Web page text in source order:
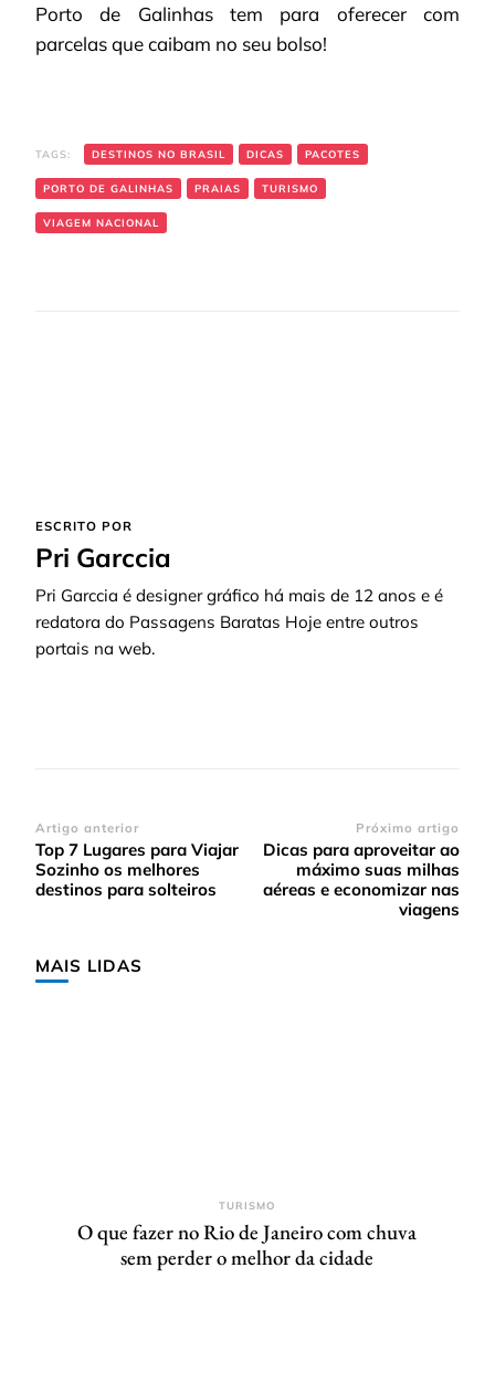
Porto de Galinhas tem para oferecer com
parcelas que caibam no seu bolso!
TAGS: DESTINOS NO BRASIL DICAS PACOTES
PORTO DE GALINHAS PRAIAS TURISMO
VIAGEM NACIONAL
ESCRITO POR
Pri Garccia
Pri Garccia é designer gráfico há mais de 12 anos e é
redatora do Passagens Baratas Hoje entre outros
portais na web.
Navegação
de
post
Artigo anterior
Top 7 Lugares para Viajar
Sozinho os melhores
destinos para solteiros
Próximo artigo
Dicas para aproveitar ao
máximo suas milhas
aéreas e economizar nas
viagens
MAIS LIDAS
TURISMO
O que fazer no Rio de Janeiro com chuva
sem perder o melhor da cidade